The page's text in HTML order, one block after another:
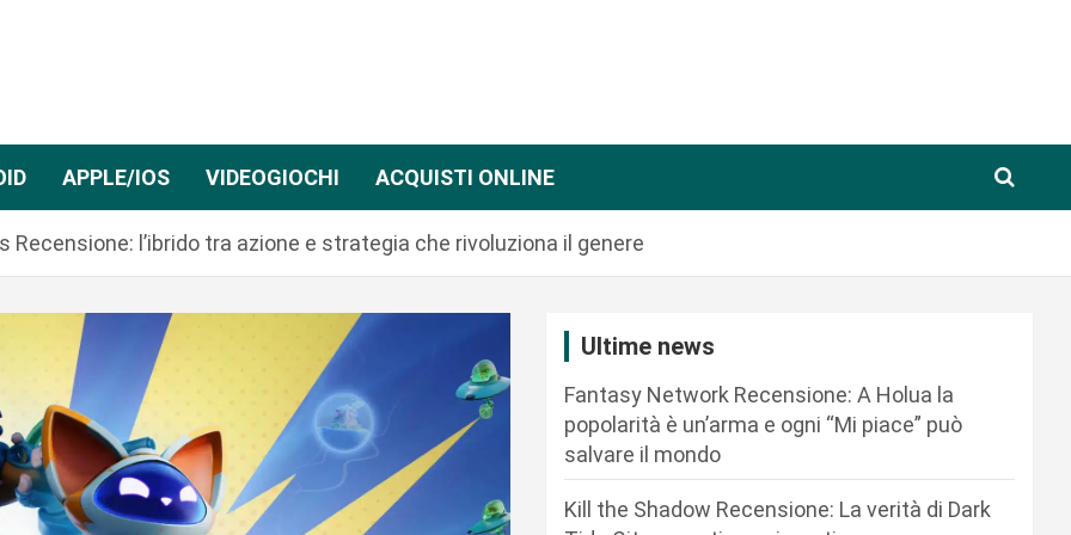
APPLE/IOS VIDEOGIOCHI ACQUISTI ONLINE
Recensione: l’ibrido tra azione e strategia che rivoluziona il genere
Ultime news
Fantasy Network Recensione: A Holua la
popolarità è un’arma e ogni “Mi piace” può
salvare il mondo
Kill the Shadow Recensione: La verità di Dark